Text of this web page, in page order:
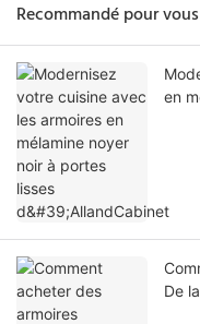
Recommandé pour vous
en
De